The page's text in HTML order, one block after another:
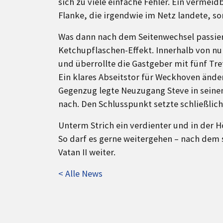
Flanke, die irgendwie im Netz landete,
Was dann nach dem Seitenwechsel
Ketchupflaschen-Effekt. Innerhalb von
und überrollte die Gastgeber mit fünf
Ein klares Abseitstor für Weckhoven
Gegenzug legte Neuzugang Steve in
nach. Den Schlusspunkt setzte
Unterm Strich ein verdienter und in der
So darf es gerne weitergehen – nach
Vatan II weiter.
< Alle News